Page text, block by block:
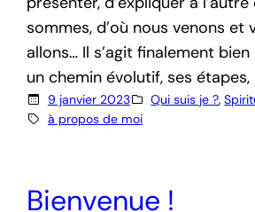
sommes, d’où nous venons et
allons… Il s’agit finalement
un chemin évolutif, ses étapes,
9 janvier 2023 Qui suis je ?,
à propos de moi
Bienvenue !